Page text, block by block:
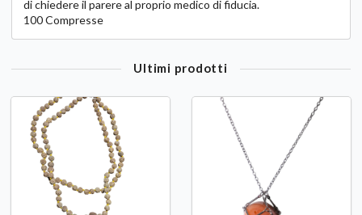
di chiedere il parere al proprio medico di fiducia.
100 Compresse
Ultimi prodotti